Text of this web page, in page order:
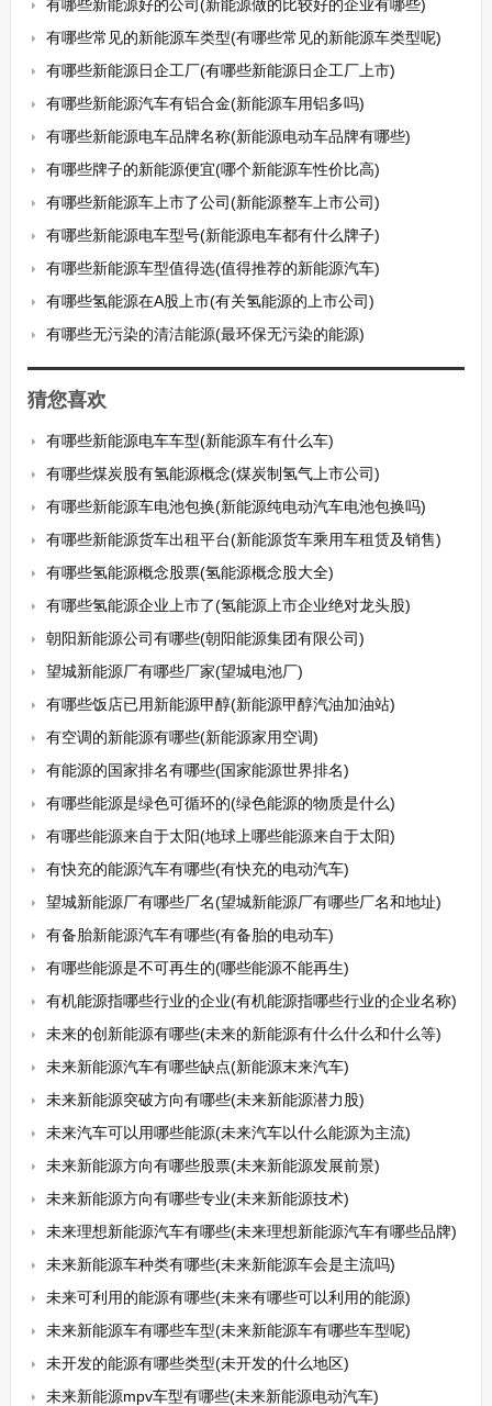
有哪些新能源好的公司(新能源做的比较好的企业有哪些)
有哪些常见的新能源车类型(有哪些常见的新能源车类型呢)
有哪些新能源日企工厂(有哪些新能源日企工厂上市)
有哪些新能源汽车有铝合金(新能源车用铝多吗)
有哪些新能源电车品牌名称(新能源电动车品牌有哪些)
有哪些牌子的新能源便宜(哪个新能源车性价比高)
有哪些新能源车上市了公司(新能源整车上市公司)
有哪些新能源电车型号(新能源电车都有什么牌子)
有哪些新能源车型值得选(值得推荐的新能源汽车)
有哪些氢能源在A股上市(有关氢能源的上市公司)
有哪些无污染的清洁能源(最环保无污染的能源)
猜您喜欢
有哪些新能源电车车型(新能源车有什么车)
有哪些煤炭股有氢能源概念(煤炭制氢气上市公司)
有哪些新能源车电池包换(新能源纯电动汽车电池包换吗)
有哪些新能源货车出租平台(新能源货车乘用车租赁及销售)
有哪些氢能源概念股票(氢能源概念股大全)
有哪些氢能源企业上市了(氢能源上市企业绝对龙头股)
朝阳新能源公司有哪些(朝阳能源集团有限公司)
望城新能源厂有哪些厂家(望城电池厂)
有哪些饭店已用新能源甲醇(新能源甲醇汽油加油站)
有空调的新能源有哪些(新能源家用空调)
有能源的国家排名有哪些(国家能源世界排名)
有哪些能源是绿色可循环的(绿色能源的物质是什么)
有哪些能源来自于太阳(地球上哪些能源来自于太阳)
有快充的能源汽车有哪些(有快充的电动汽车)
望城新能源厂有哪些厂名(望城新能源厂有哪些厂名和地址)
有备胎新能源汽车有哪些(有备胎的电动车)
有哪些能源是不可再生的(哪些能源不能再生)
有机能源指哪些行业的企业(有机能源指哪些行业的企业名称)
未来的创新能源有哪些(未来的新能源有什么什么和什么等)
未来新能源汽车有哪些缺点(新能源末来汽车)
未来新能源突破方向有哪些(未来新能源潜力股)
未来汽车可以用哪些能源(未来汽车以什么能源为主流)
未来新能源方向有哪些股票(未来新能源发展前景)
未来新能源方向有哪些专业(未来新能源技术)
未来理想新能源汽车有哪些(未来理想新能源汽车有哪些品牌)
未来新能源车种类有哪些(未来新能源车会是主流吗)
未来可利用的能源有哪些(未来有哪些可以利用的能源)
未来新能源车有哪些车型(未来新能源车有哪些车型呢)
未开发的能源有哪些类型(未开发的什么地区)
未来新能源mpv车型有哪些(未来新能源电动汽车)